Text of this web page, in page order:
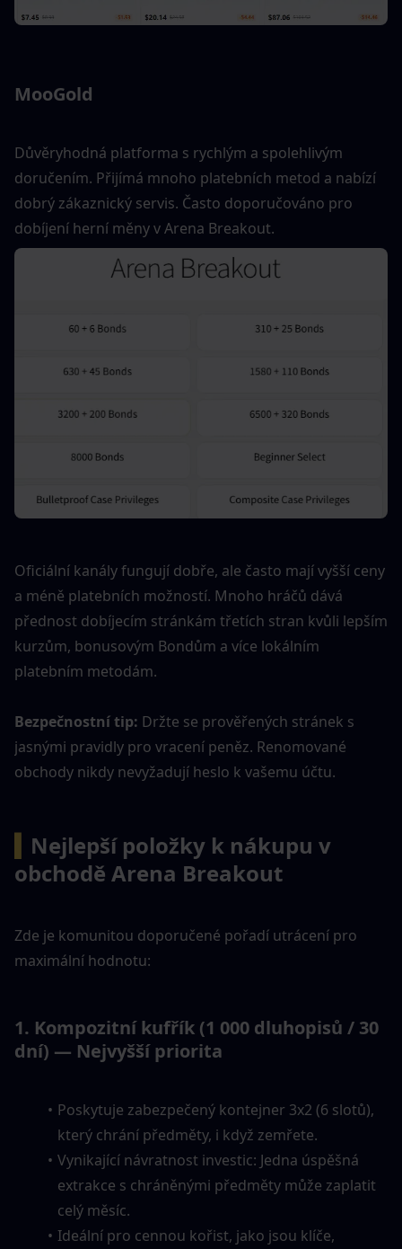
MooGold
Důvěryhodná platforma s rychlým a spolehlivým
doručením. Přijímá mnoho platebních metod a nabízí
dobrý zákaznický servis. Často doporučováno pro
dobíjení herní měny v Arena Breakout.
Oficiální kanály fungují dobře, ale často mají vyšší ceny
a méně platebních možností. Mnoho hráčů dává
přednost dobíjecím stránkám třetích stran kvůli lepším
kurzům, bonusovým Bondům a více lokálním
platebním metodám.
Bezpečnostní tip: Držte se prověřených stránek s
jasnými pravidly pro vracení peněz. Renomované
obchody nikdy nevyžadují heslo k vašemu účtu.
Nejlepší položky k nákupu v
obchodě Arena Breakout
Zde je komunitou doporučené pořadí utrácení pro
maximální hodnotu:
1. Kompozitní kufřík (1 000 dluhopisů / 30
dní) — Nejvyšší priorita
Poskytuje zabezpečený kontejner 3x2 (6 slotů),
který chrání předměty, i když zemřete.
Vynikající návratnost investic: Jedna úspěšná
extrakce s chráněnými předměty může zaplatit
celý měsíc.
Ideální pro cennou kořist, jako jsou klíče,